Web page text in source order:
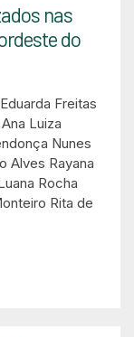
nas
do
Freitas
Ana Luiza
Nunes
Alves Rayana
Rocha
Rita de